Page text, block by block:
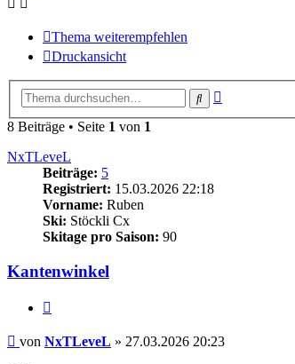
Thema weiterempfehlen
Druckansicht
Suche
8 Beiträge • Seite 1 von 1
NxTLeveL
Beiträge: 5
Registriert: 15.03.2026 22:18
Vorname: Ruben
Ski: Stöckli Cx
Skitage pro Saison: 90
Kantenwinkel
Beitrag
von NxTLeveL » 27.03.2026 20:23